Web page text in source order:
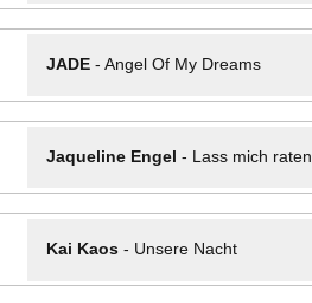
JADE- Angel Of My Dreams
Jaqueline Engel - Lass mich raten
Kai Kaos- Unsere Nacht